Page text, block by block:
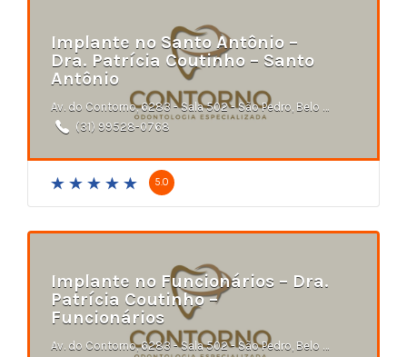
Implante no Santo Antônio –
Dra. Patrícia Coutinho – Santo
Antônio
Av. do Contorno, 6283 - Sala 502 - São Pedro, Belo Horizonte - MG
(31) 99528-0768
5.0
Implante no Funcionários – Dra.
Patrícia Coutinho –
Funcionários
Av. do Contorno, 6283 - Sala 502 - São Pedro, Belo Horizonte - MG